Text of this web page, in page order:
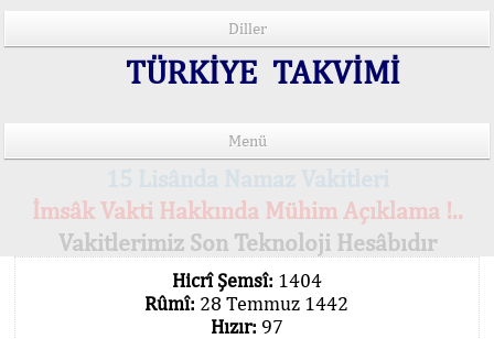
Diller
TÜRKİYE TAKVİMİ
Menü
İmsâk Vakti Hakkında Mühim Açıklama !..
Vakitlerimiz Son Teknoloji Hesâbıdır
Hicrî Şemsî: 1404
Rûmî: 28 Temmuz 1442
Hızır: 97